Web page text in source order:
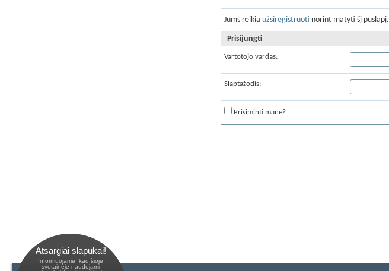
Jums reikia užsiregistruoti norint matyti šį puslapį.
Prisijungti
Vartotojo vardas:
Slaptažodis:
Prisiminti mane?
Atsargiai slapukai!
Informuojame, kad šioje
svetainėje naudojami